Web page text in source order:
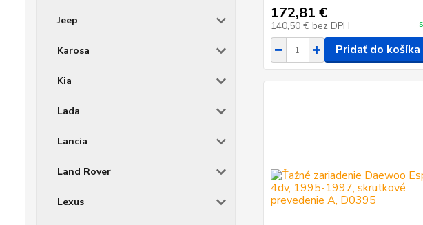
Jeep
Karosa
Kia
Lada
Lancia
Land Rover
Lexus
172,81 €
140,50 € bez DPH
Pridať do košíka